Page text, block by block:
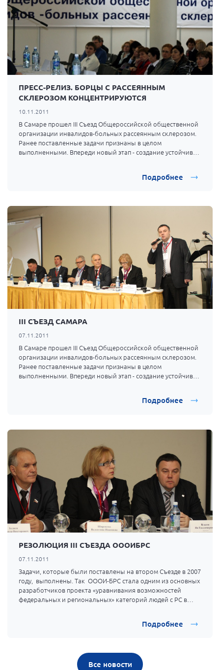
Брянская область
Владимирская область
Волгоградская область
Воронежская область
Ивановская область
Калининградская область
Кемеровская область
Кировская область
Краснодарский край
Красноярский край
Московская область
Мурманская область
Нижегородская область
Новгородская область
Новосибирская область
Омская область
Оренбургская область
Пензенская область
Республика Башкортостан
Республика Бурятия
Республика Карелия
г. Севастополь
Самарская область СОРС
Самарская область ПРИЗМА
Самарская область СГОРС
Свердловская область
Смоленская область
Ставропольский край
Сахалинская область
Томская область
Тульская область
ПРЕСС-РЕЛИЗ. БОРЦЫ С РАССЕЯННЫМ
СКЛЕРОЗОМ КОНЦЕНТРИРУЮТСЯ
10.11.2011
В Самаре прошел III Съезд Общероссийской общественной
организации инвалидов-больных рассеянным склерозом.
Ранее поставленные задачи признаны в целом
выполненными. Впереди новый этап - создание устойчивой
Подробнее
III СЪЕЗД САМАРА
07.11.2011
В Самаре прошел III Съезд Общероссийской общественной
организации инвалидов-больных рассеянным склерозом.
Ранее поставленные задачи признаны в целом
выполненными. Впереди новый этап - создание устойчивой
Подробнее
РЕЗОЛЮЦИЯ III СЪЕЗДА ОООИБРС
07.11.2011
Задачи, которые были поставлены на втором Съезде в 2007
году, выполнены. Так ОООИ-БРС стала одним из основных
разработчиков проекта «уравнивания возможностей
федеральных и региональных» категорий людей с РС в
Подробнее
Все новости